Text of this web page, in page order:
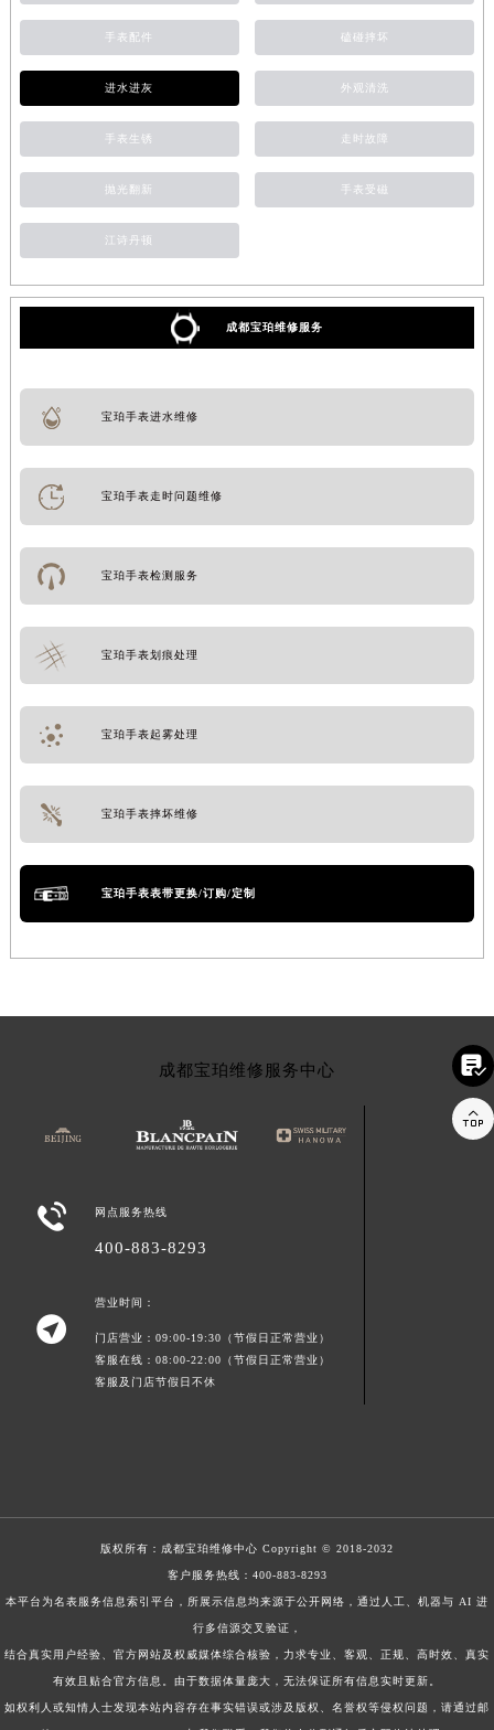
手表配件 磕碰摔坏
进水进灰 外观清洗
手表生锈 走时故障
抛光翻新 手表受磁
江诗丹顿
成都宝珀维修服务
宝珀手表进水维修
宝珀手表走时问题维修
宝珀手表检测服务
宝珀手表划痕处理
宝珀手表起雾处理
宝珀手表摔坏维修
宝珀手表表带更换/订购/定制
成都宝珀维修服务中心
 网点服务热线
400-883-8293

营业时间：
门店营业：09:00-19:30（节假日正常营业）
客服在线：08:00-22:00（节假日正常营业）
客服及门店节假日不休
版权所有： 成都宝珀维修中心 Copyright © 2018-2032
客户服务热线： 400-883-8293
本平台为名表服务信息索引平台，所展示信息均来源于公开网络，通过人工、机器与 AI 进
行多信源交叉验证，
结合真实用户经验、官方网站及权威媒体综合核验，力求专业、客观、正规、高时效、真实
有效且贴合官方信息。由于数据体量庞大，无法保证所有信息实时更新。
如权利人或知情人士发现本站内容存在事实错误或涉及版权、名誉权等侵权问题，请通过邮

